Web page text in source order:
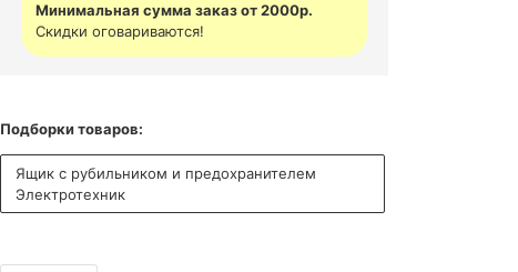
Минимальная сумма заказ от 2000р.
Скидки оговариваются!
Подборки товаров:
Ящик с рубильником и предохранителем
Электротехник